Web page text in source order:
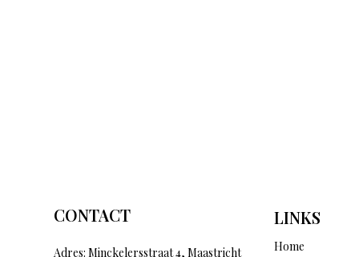
CONTACT
Adres: Minckelersstraat 4, Maastricht
LINKS
Home